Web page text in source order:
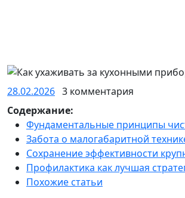
28.02.202628.02.2026
3 комментария
Содержание:
Фундаментальные принципы
Забота о малогабаритной
Сохранение эффективности
Профилактика как лучшая
Похожие статьи